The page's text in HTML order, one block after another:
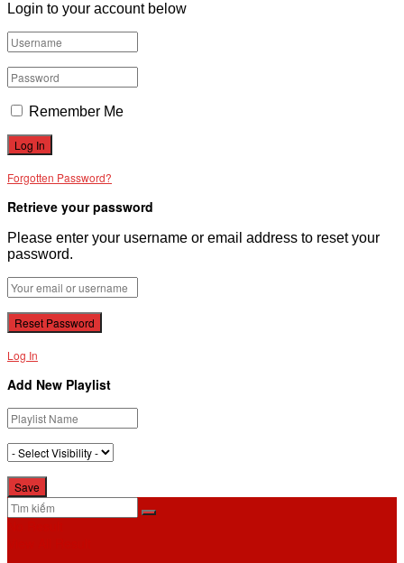
Login to your account below
Remember Me
Forgotten Password?
Retrieve your password
Please enter your username or email address to reset your
password.
Log In
Add New Playlist